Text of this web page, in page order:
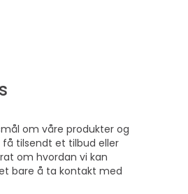
om våre produkter og
få tilsendt et tilbud eller
om hvordan vi kan
bare å ta kontakt med